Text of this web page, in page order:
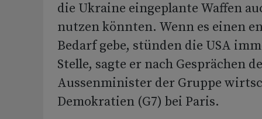
die Ukraine eingeplante Waffen
nutzen könnten. Wenn es einen
Bedarf gebe, stünden die USA
Stelle, sagte er nach Gesprächen
Aussenminister der Gruppe
Demokratien (G7) bei Paris.